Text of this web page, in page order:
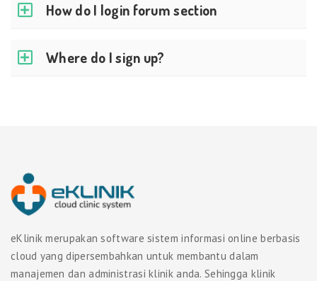
How do I login forum section
Where do I sign up?
eKlinik merupakan software sistem informasi online berbasis
cloud yang dipersembahkan untuk membantu dalam
manajemen dan administrasi klinik anda. Sehingga klinik